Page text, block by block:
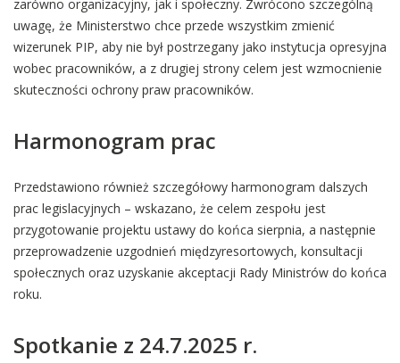
zarówno organizacyjny, jak i społeczny. Zwrócono szczególną
uwagę, że Ministerstwo chce przede wszystkim zmienić
wizerunek PIP, aby nie był postrzegany jako instytucja opresyjna
wobec pracowników, a z drugiej strony celem jest wzmocnienie
skuteczności ochrony praw pracowników.
Harmonogram prac
Przedstawiono również szczegółowy harmonogram dalszych
prac legislacyjnych – wskazano, że celem zespołu jest
przygotowanie projektu ustawy do końca sierpnia, a następnie
przeprowadzenie uzgodnień międzyresortowych, konsultacji
społecznych oraz uzyskanie akceptacji Rady Ministrów do końca
roku.
Spotkanie z 24.7.2025 r.